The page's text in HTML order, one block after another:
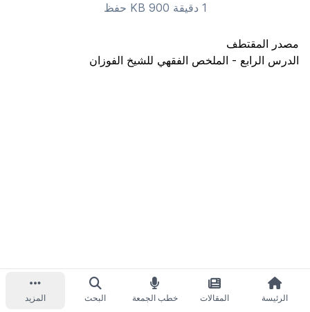
1 دقيقة 900 KB حفظ
مصدر المقتطف
الدرس الرابع - الملخص الفقهي للشيخ الفوزان
الرئيسة المقالات خطب الجمعة البحث المزيد